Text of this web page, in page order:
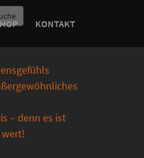
KONTAKT
– denn es ist
wert!